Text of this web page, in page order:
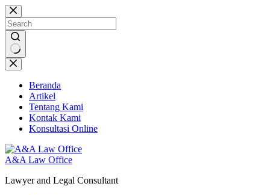
Skip
to
content
No
results
Beranda
Artikel
Tentang Kami
Kontak Kami
Konsultasi Online
A&A Law Office
Lawyer and Legal Consultant